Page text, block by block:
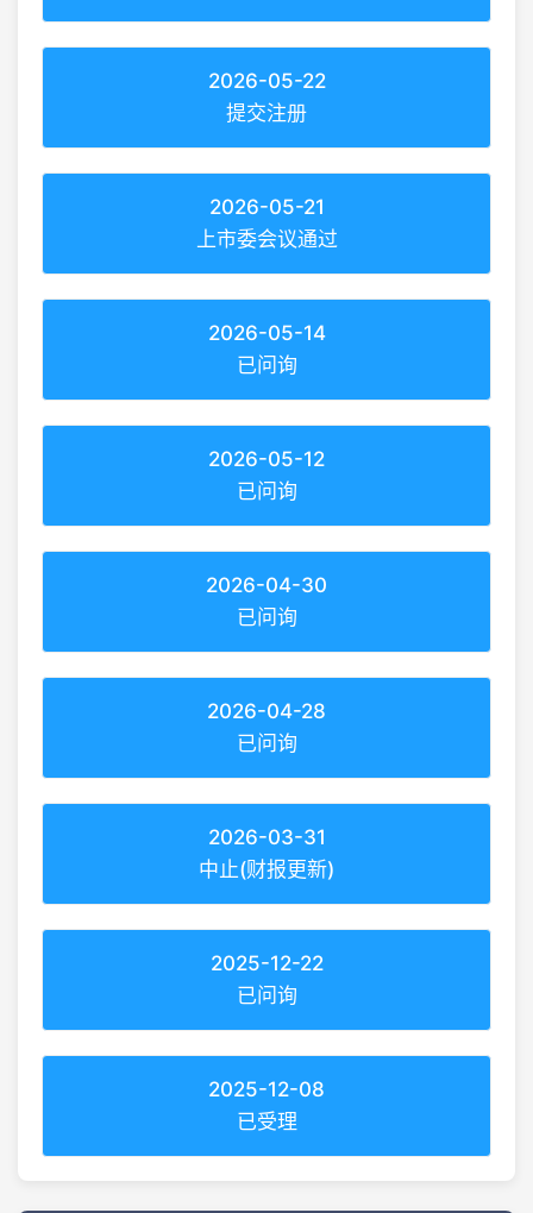
2026-05-22
提交注册
2026-05-21
上市委会议通过
2026-05-14
已问询
2026-05-12
已问询
2026-04-30
已问询
2026-04-28
已问询
2026-03-31
中止(财报更新)
2025-12-22
已问询
2025-12-08
已受理